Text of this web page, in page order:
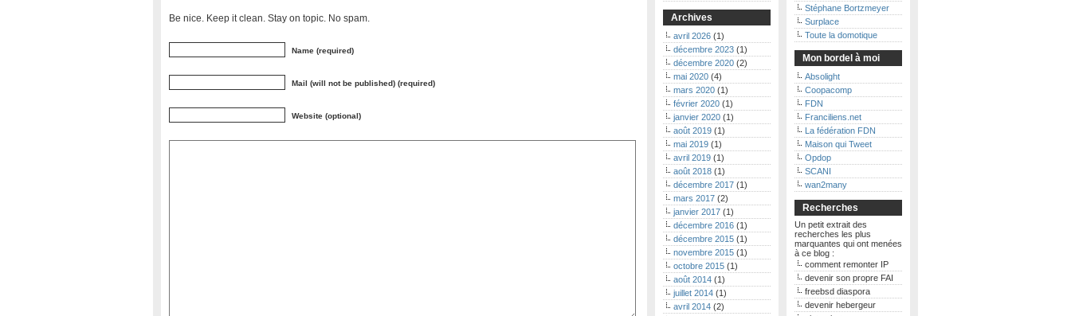
Be nice. Keep it clean. Stay on topic. No spam.
Name (required)
Mail (will not be published) (required)
Website (optional)
Archives
avril 2026 (1)
décembre 2023 (1)
décembre 2020 (2)
mai 2020 (4)
mars 2020 (1)
février 2020 (1)
janvier 2020 (1)
août 2019 (1)
mai 2019 (1)
avril 2019 (1)
août 2018 (1)
décembre 2017 (1)
mars 2017 (2)
janvier 2017 (1)
décembre 2016 (1)
décembre 2015 (1)
novembre 2015 (1)
octobre 2015 (1)
août 2014 (1)
juillet 2014 (1)
avril 2014 (2)
Stéphane Bortzmeyer
Surplace
Toute la domotique
Mon bordel à moi
Absolight
Coopacomp
FDN
Franciliens.net
La fédération FDN
Maison qui Tweet
Opdop
SCANI
wan2many
Recherches
Un petit extrait des
recherches les plus
marquantes qui ont menées
à ce blog :
comment remonter IP
devenir son propre FAI
freebsd diaspora
devenir hebergeur